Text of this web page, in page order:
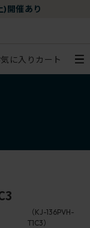
)開催あり
に入り カート
（KJ-136PVH-
T1C3）